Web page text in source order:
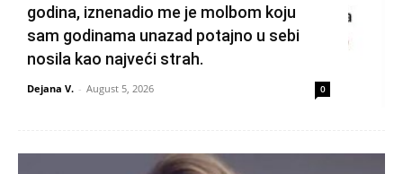
godina, iznenadio me je molbom koju
sam godinama unazad potajno u sebi
nosila kao najveći strah.
Dejana V. - August 5, 2026 0